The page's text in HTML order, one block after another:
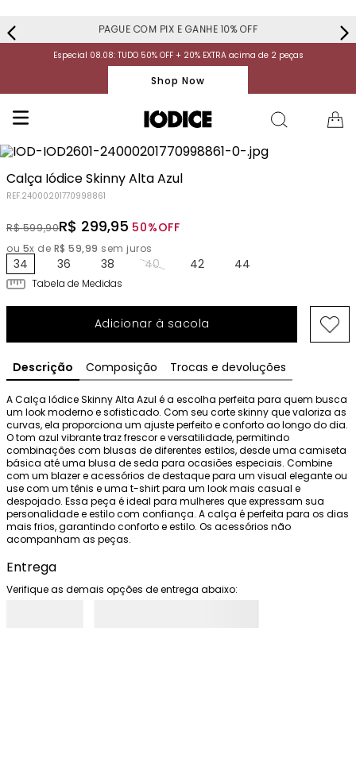
PAGUE COM PIX E GANHE 10% OFF
Especial 08.08: TUDO 50% OFF + 20% EXTRA acima de 2 peças
Shop Now
Calça Iódice Skinny Alta Azul
REF.24000201770998861
R$ 599,90R$ 299,95 50%OFF
ou 5x de R$ 59,99 sem juros
34 36 38 40 42 44
Tabela de Medidas
Adicionar à sacola
Descrição Composição Trocas e devoluções
A Calça Iódice Skinny Alta Azul é a escolha perfeita para quem busca
um look moderno e sofisticado. Com seu corte skinny que valoriza as
curvas, ela proporciona um ajuste perfeito e conforto ao longo do dia.
O tom azul vibrante traz frescor e versatilidade, permitindo
combinações com blusas de diferentes estilos, desde uma camiseta
básica até uma blusa de seda para ocasiões especiais. Combine
com um blazer e acessórios de destaque para um visual elegante ou
use com um tênis e uma t-shirt para um look mais casual e
despojado. Essa peça é ideal para mulheres que expressam sua
personalidade e estilo com confiança. A calça é perfeita para os dias
mais frios, garantindo conforto e estilo. Os acessórios não
acompanham as peças.
Entrega
Verifique as demais opções de entrega abaixo: